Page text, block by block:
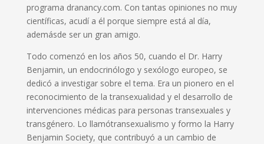
programa dranancy.com. Con tantas opiniones no muy
científicas, acudí a él porque siempre está al día,
ademásde ser un gran amigo.
Todo comenzó en los años 50, cuando el Dr. Harry
Benjamin, un endocrinólogo y sexólogo europeo, se
dedicó a investigar sobre el tema. Era un pionero en el
reconocimiento de la transexualidad y el desarrollo de
intervenciones médicas para personas transexuales y
transgénero. Lo llamótransexualismo y formo la Harry
Benjamin Society, que contribuyó a un cambio de